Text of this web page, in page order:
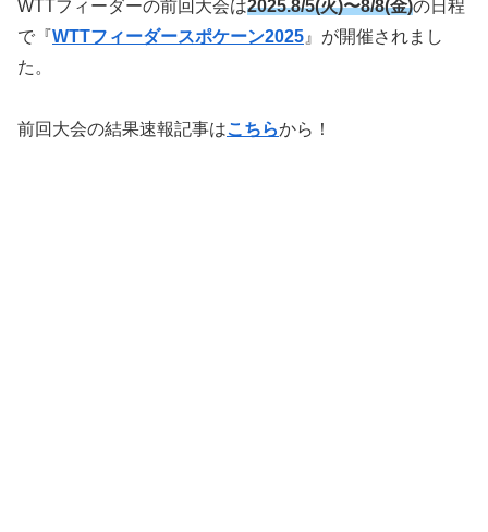
WTTフィーダーの前回大会は2025.8/5(火)〜8/8(金)の日程
で『WTTフィーダースポケーン2025 』が開催されまし
た。
前回大会の結果速報記事はこちらから！